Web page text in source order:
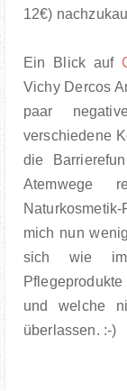
12€)
Ein Blick auf
Vichy Dercos
paar
verschiedene
die
Atemwege
mich nun
sich wie
und welche
überlassen. :-)